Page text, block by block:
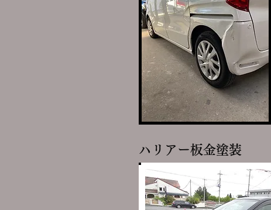
ハリアー板金塗装